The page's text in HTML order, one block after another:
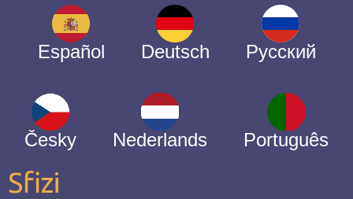
Español Deutsch Русский
Česky Nederlands Português
Sfizi